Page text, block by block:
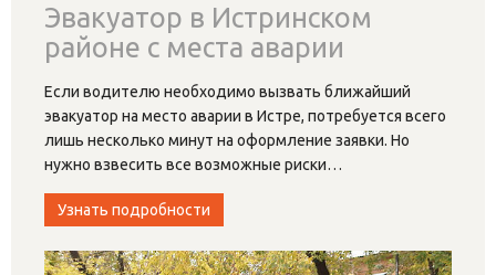
Эвакуатор в Истринском
районе с места аварии
Если водителю необходимо вызвать ближайший
эвакуатор на место аварии в Истре, потребуется всего
лишь несколько минут на оформление заявки. Но
нужно взвесить все возможные риски…
Узнать подробности